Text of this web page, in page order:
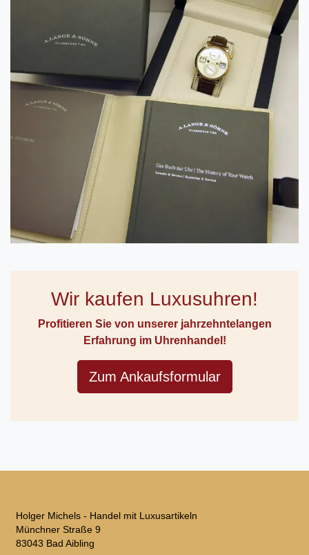
Wir kaufen Luxusuhren!
Profitieren Sie von unserer jahrzehntelangen
Erfahrung im Uhrenhandel!
Zum Ankaufsformular
Holger Michels - Handel mit Luxusartikeln
Münchner Straße 9
83043 Bad Aibling